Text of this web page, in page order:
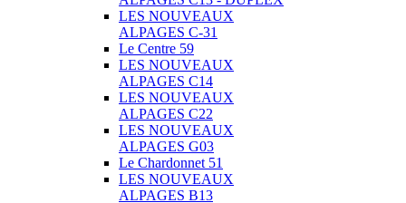
LES NOUVEAUX
ALPAGES C-31
Le Centre 59
LES NOUVEAUX
ALPAGES C14
LES NOUVEAUX
ALPAGES C22
LES NOUVEAUX
ALPAGES G03
Le Chardonnet 51
LES NOUVEAUX
ALPAGES B13